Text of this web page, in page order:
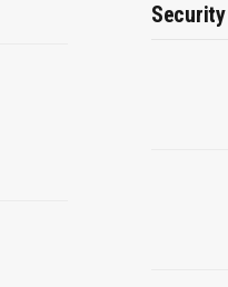
Security